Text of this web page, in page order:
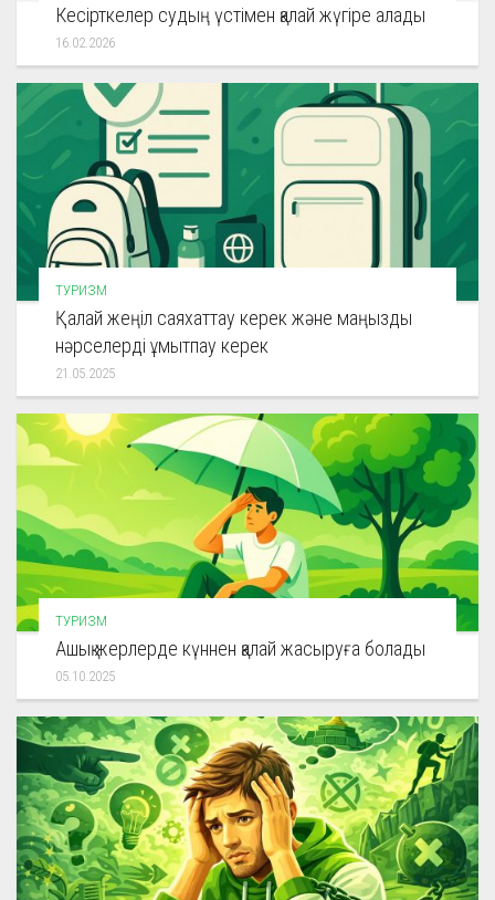
Кесірткелер судың үстімен қалай жүгіре алады
16.02.2026
ТУРИЗМ
Қалай жеңіл саяхаттау керек және маңызды
нәрселерді ұмытпау керек
21.05.2025
ТУРИЗМ
Ашық жерлерде күннен қалай жасыруға болады
05.10.2025